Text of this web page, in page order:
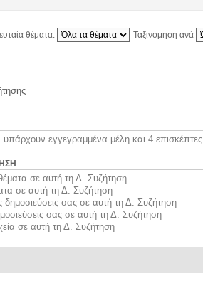
θέματα: Ταξινόμηση ανά
εγγεγραμμένα μέλη και 4 επισκέπτες
σε αυτή τη Δ. Συζήτηση
σε αυτή τη Δ. Συζήτηση
δημοσιεύσεις σας σε αυτή τη Δ. Συζήτηση
σας σε αυτή τη Δ. Συζήτηση
σε αυτή τη Δ. Συζήτηση